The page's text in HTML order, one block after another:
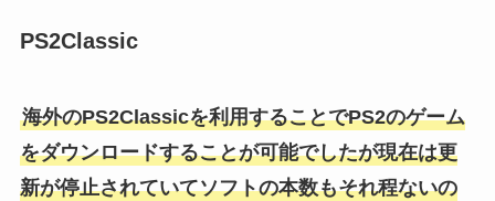
PS2Classic
海外のPS2Classicを利用することでPS2のゲーム
をダウンロードすることが可能でしたが現在は更
新が停止されていてソフトの本数もそれ程ないの